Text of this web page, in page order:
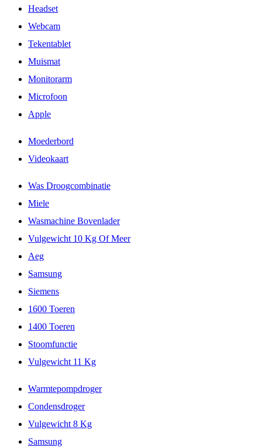
Headset
Webcam
Tekentablet
Muismat
Monitorarm
Microfoon
Apple
Moederbord
Videokaart
Was Droogcombinatie
Miele
Wasmachine Bovenlader
Vulgewicht 10 Kg Of Meer
Aeg
Samsung
Siemens
1600 Toeren
1400 Toeren
Stoomfunctie
Vulgewicht 11 Kg
Warmtepompdroger
Condensdroger
Vulgewicht 8 Kg
Samsung